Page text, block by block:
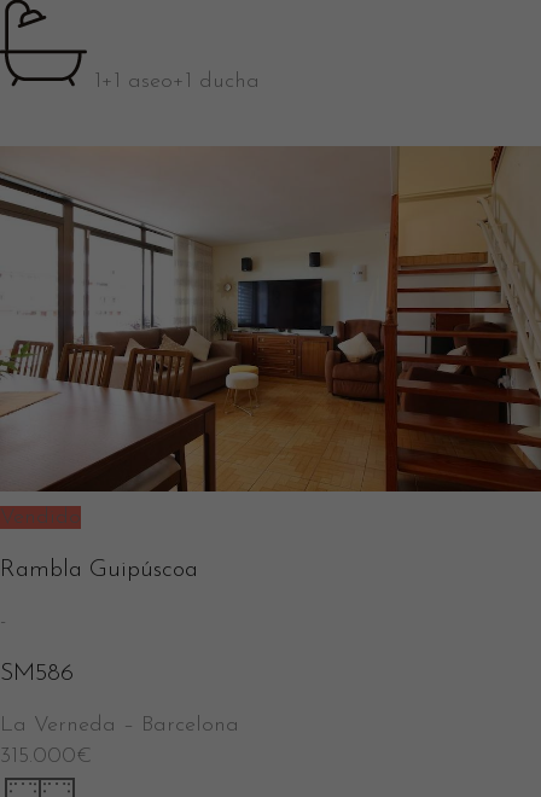
1+1 aseo+1 ducha
Vendido
Rambla Guipúscoa
-
SM586
La Verneda – Barcelona
315.000€